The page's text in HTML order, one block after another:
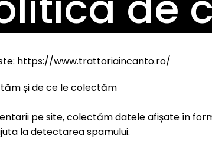
https://www.trattoriaincanto.ro/
și de ce le colectăm
pe site, colectăm datele afișate în
la detectarea spamului.